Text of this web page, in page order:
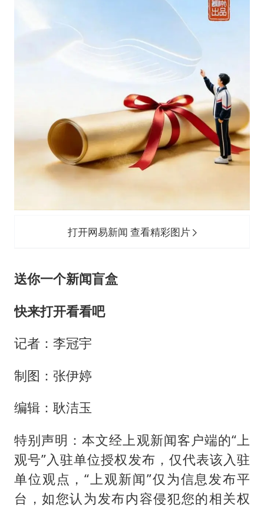
打开网易新闻 查看精彩图片
送你一个新闻盲盒
快来打开看看吧
记者：李冠宇
制图：张伊婷
编辑：耿洁玉
特别声明：本文经上观新闻客户端的“上
观号”入驻单位授权发布，仅代表该入驻
单位观点，“上观新闻”仅为信息发布平
台，如您认为发布内容侵犯您的相关权